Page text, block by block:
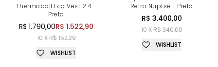
Thermoball Eco Vest 2.4 -
Preto
R$ 1.790,00R$ 1.522,90
10 X R$ 152,29
WISHLIST
Retro Nuptse - Preto
R$ 3.400,00
10 X R$ 340,00
WISHLIST